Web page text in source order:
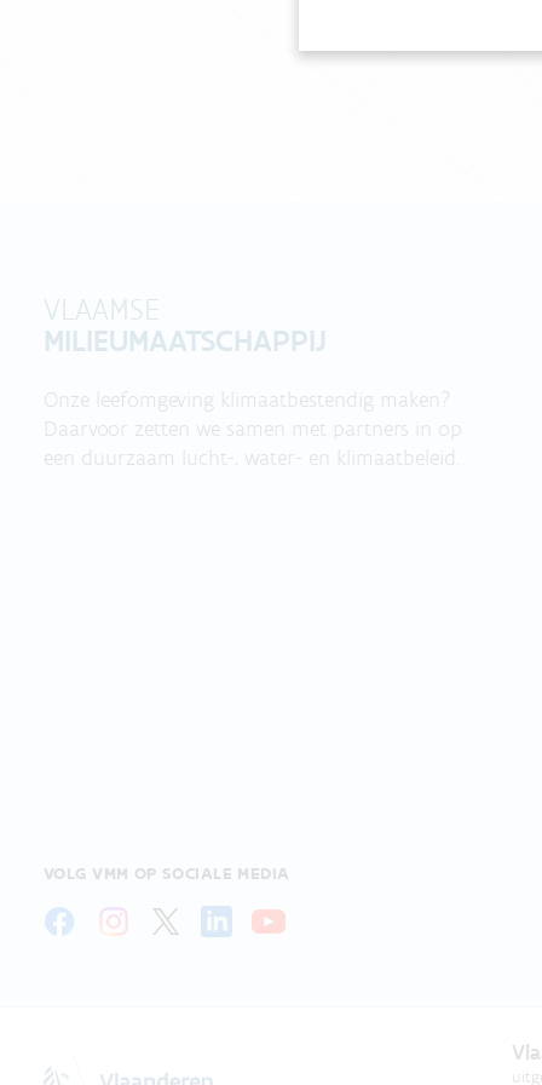
VLAAMSE
MILIEUMAATSCHAPPIJ
Onze leefomgeving klimaatbestendig maken?
Daarvoor zetten we samen met partners in op
een duurzaam lucht-, water- en klimaatbeleid.
VOLG VMM OP SOCIALE MEDIA